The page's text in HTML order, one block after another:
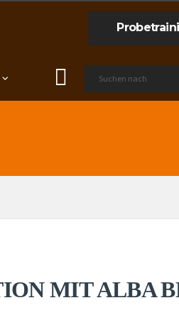
MIT ALBA